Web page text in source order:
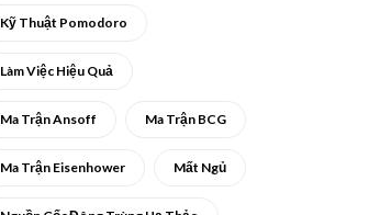
Kỹ Thuật Pomodoro
Làm Việc Hiệu Quả
Ma Trận Ansoff Ma Trận BCG
Ma Trận Eisenhower Mất Ngủ